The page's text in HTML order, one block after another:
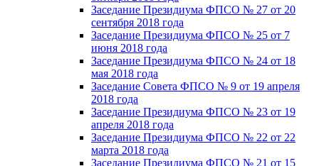
Заседание Президиума ФПСО № 27 от 20
сентября 2018 года
Заседание Президиума ФПСО № 25 от 7
июня 2018 года
Заседание Президиума ФПСО № 24 от 18
мая 2018 года
Заседание Совета ФПСО № 9 от 19 апреля
2018 года
Заседание Президиума ФПСО № 23 от 19
апреля 2018 года
Заседание Президиума ФПСО № 22 от 22
марта 2018 года
Заседание Президиума ФПСО № 21 от 15